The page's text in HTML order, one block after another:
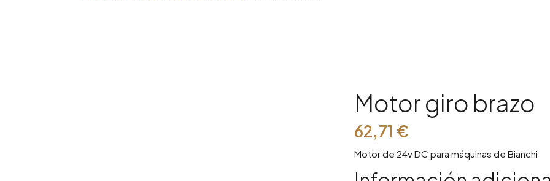
Motor giro brazo
62,71 €
Motor de 24v DC para máquinas de Bianchi